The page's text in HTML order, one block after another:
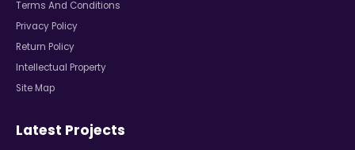
Terms And Conditions
Privacy Policy
Return Policy
Intellectual Property
Site Map
Latest Projects